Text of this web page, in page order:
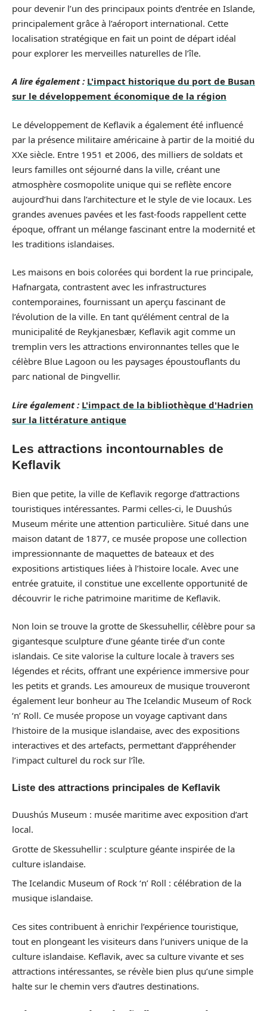
pour devenir l’un des principaux points d’entrée en Islande,
principalement grâce à l’aéroport international. Cette
localisation stratégique en fait un point de départ idéal
pour explorer les merveilles naturelles de l’île.
A lire également : L'impact historique du port de Busan
sur le développement économique de la région
Le développement de Keflavik a également été influencé
par la présence militaire américaine à partir de la moitié du
XXe siècle. Entre 1951 et 2006, des milliers de soldats et
leurs familles ont séjourné dans la ville, créant une
atmosphère cosmopolite unique qui se reflète encore
aujourd’hui dans l’architecture et le style de vie locaux. Les
grandes avenues pavées et les fast-foods rappellent cette
époque, offrant un mélange fascinant entre la modernité et
les traditions islandaises.
Les maisons en bois colorées qui bordent la rue principale,
Hafnargata, contrastent avec les infrastructures
contemporaines, fournissant un aperçu fascinant de
l’évolution de la ville. En tant qu’élément central de la
municipalité de Reykjanesbær, Keflavik agit comme un
tremplin vers les attractions environnantes telles que le
célèbre Blue Lagoon ou les paysages époustouflants du
parc national de Þingvellir.
Lire également : L'impact de la bibliothèque d'Hadrien
sur la littérature antique
Les attractions incontournables de
Keflavik
Bien que petite, la ville de Keflavik regorge d’attractions
touristiques intéressantes. Parmi celles-ci, le Duushús
Museum mérite une attention particulière. Situé dans une
maison datant de 1877, ce musée propose une collection
impressionnante de maquettes de bateaux et des
expositions artistiques liées à l’histoire locale. Avec une
entrée gratuite, il constitue une excellente opportunité de
découvrir le riche patrimoine maritime de Keflavik.
Non loin se trouve la grotte de Skessuhellir, célèbre pour sa
gigantesque sculpture d’une géante tirée d’un conte
islandais. Ce site valorise la culture locale à travers ses
légendes et récits, offrant une expérience immersive pour
les petits et grands. Les amoureux de musique trouveront
également leur bonheur au The Icelandic Museum of Rock
‘n’ Roll. Ce musée propose un voyage captivant dans
l’histoire de la musique islandaise, avec des expositions
interactives et des artefacts, permettant d’appréhender
l’impact culturel du rock sur l’île.
Liste des attractions principales de Keflavik
Duushús Museum : musée maritime avec exposition d’art
local.
Grotte de Skessuhellir : sculpture géante inspirée de la
culture islandaise.
The Icelandic Museum of Rock ‘n’ Roll : célébration de la
musique islandaise.
Ces sites contribuent à enrichir l’expérience touristique,
tout en plongeant les visiteurs dans l’univers unique de la
culture islandaise. Keflavik, avec sa culture vivante et ses
attractions intéressantes, se révèle bien plus qu’une simple
halte sur le chemin vers d’autres destinations.